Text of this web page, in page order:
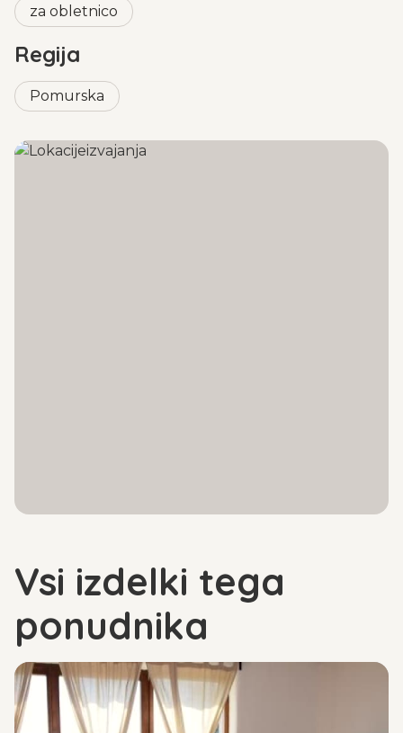
možnostiplačila po povzetju
naročila, ki jih bo prejelo vsak
na pošto oddala na pošto še isti dan, naročila prejeta po
15:30 pa bodo oddana na pošto naslednji
Pošta Slovenije zagotavlja dostavo pošiljk po celi
Sloveniji v enem ali dveh dneh. Preberite tudi
Embalaža
Darilne bone MojeDarilo.com prejmete v lično izdelani
za obletnico
Regija
Pomurska
Vsi izdelki tega
ponudnika